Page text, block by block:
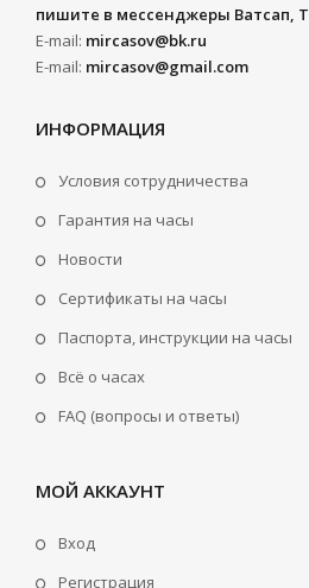
пишите в мессенджеры Ватсап,
E-mail: mircasov@bk.ru
E-mail: mircasov@gmail.com
ИНФОРМАЦИЯ
Условия сотрудничества
Гарантия на часы
Новости
Сертификаты на часы
Паспорта, инструкции на часы
Всё о часах
FAQ (вопросы и ответы)
МОЙ АККАУНТ
Вход
Регистрация